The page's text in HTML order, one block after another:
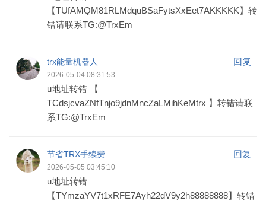
【TUfAMQM81RLMdquBSaFytsXxEet7AKKKKK】转
错请联系TG:@TrxEm
trx能量机器人 回复
2026-05-04 08:31:53
u地址转错 【
TCdsjcvaZNfTnjo9jdnMncZaLMihKeMtrx 】转错请联
系TG:@TrxEm
节省TRX手续费 回复
2026-05-05 03:45:10
u地址转错
【TYmzaYV7t1xRFE7Ayh22dV9y2h88888888】转错